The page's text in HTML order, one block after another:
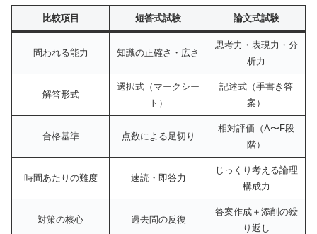
比較項目 短答式試験 論文式試験
問われる能力 知識の正確さ・広さ
思考力・表現力・分
析力
解答形式
選択式（マークシー
ト）
記述式（手書き答
案）
合格基準 点数による足切り
相対評価（A〜F段
階）
時間あたりの難度 速読・即答力
じっくり考える論理
構成力
対策の核心 過去問の反復
答案作成＋添削の繰
り返し